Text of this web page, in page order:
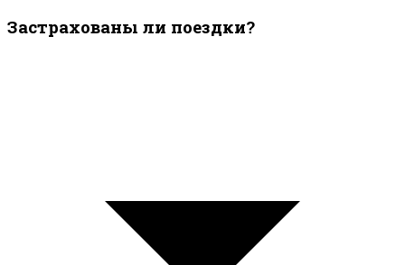
Застрахованы ли поездки?